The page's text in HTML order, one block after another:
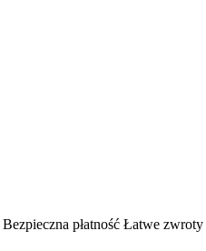
Bezpieczna płatność Łatwe zwroty